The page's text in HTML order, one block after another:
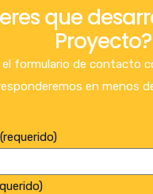
que
Proyecto?
el formulario de contacto
en menos